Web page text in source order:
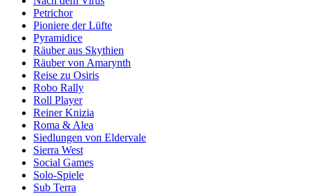
Petrichor
Pioniere der Lüfte
Pyramidice
Räuber aus Skythien
Räuber von Amarynth
Reise zu Osiris
Robo Rally
Roll Player
Reiner Knizia
Roma & Alea
Siedlungen von Eldervale
Sierra West
Social Games
Solo-Spiele
Sub Terra